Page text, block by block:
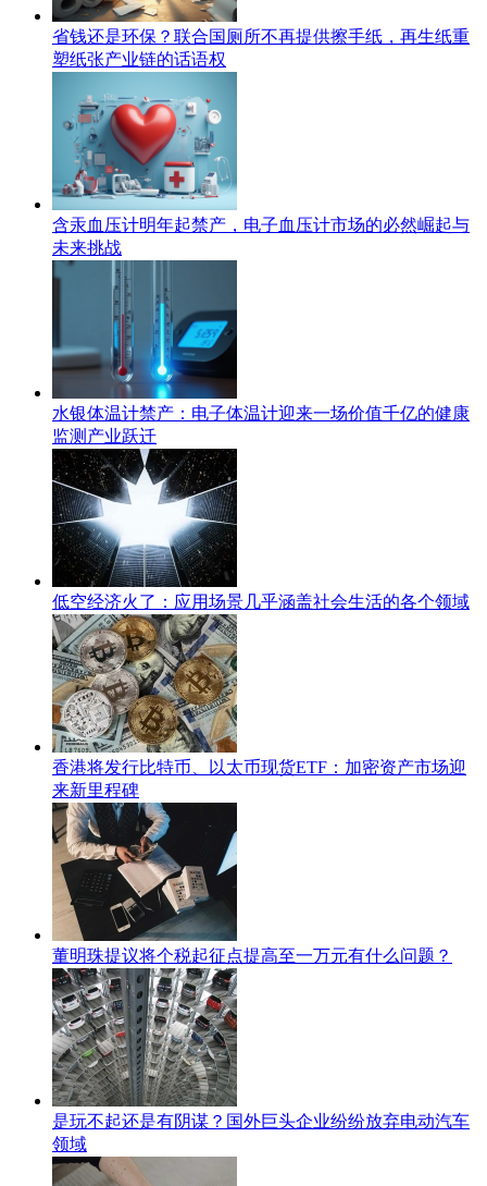
省钱还是环保？联合国厕所不再提供擦手纸，再生纸重
塑纸张产业链的话语权
含汞血压计明年起禁产，电子血压计市场的必然崛起与
未来挑战
水银体温计禁产：电子体温计迎来一场价值千亿的健康
监测产业跃迁
低空经济火了：应用场景几乎涵盖社会生活的各个领域
香港将发行比特币、以太币现货ETF：加密资产市场迎
来新里程碑
董明珠提议将个税起征点提高至一万元有什么问题？
是玩不起还是有阴谋？国外巨头企业纷纷放弃电动汽车
领域